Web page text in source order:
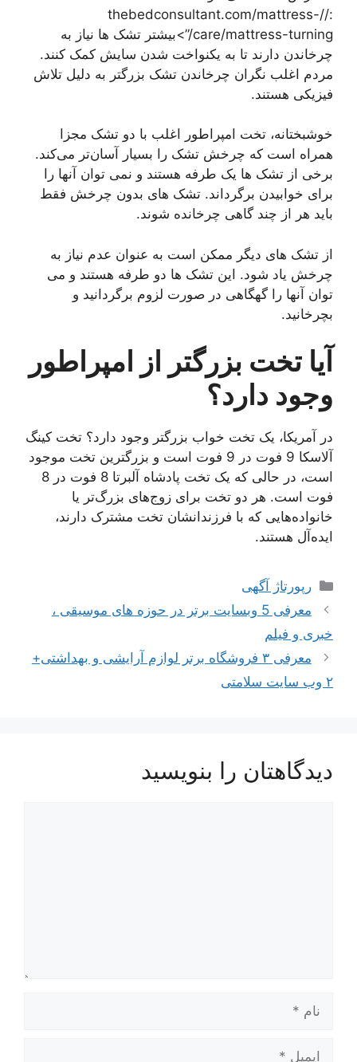
://thebedconsultant.com/mattress-
care/mattress-turning/”>بیشتر تشک ها نیاز به
چرخاندن دارند تا به یکنواخت شدن سایش کمک کنند.
مردم اغلب نگران چرخاندن تشک بزرگتر به دلیل تلاش
فیزیکی هستند.
خوشبختانه، تخت امپراطور اغلب با دو تشک مجزا
همراه است که چرخش تشک را بسیار آسان‌تر می‌کند.
برخی از تشک ها یک طرفه هستند و نمی توان آنها را
برای خوابیدن برگرداند. تشک های بدون چرخش فقط
باید هر از چند گاهی چرخانده شوند.
از تشک های دیگر ممکن است به عنوان عدم نیاز به
چرخش یاد شود. این تشک ها دو طرفه هستند و می
توان آنها را گهگاهی در صورت لزوم برگردانید و
بچرخانید.
آیا تخت بزرگتر از امپراطور
وجود دارد؟
در آمریکا، یک تخت خواب بزرگتر وجود دارد؟ تخت کینگ
آلاسکا 9 فوت در 9 فوت است و بزرگترین تخت موجود
است، در حالی که یک تخت پادشاه آلبرتا 8 فوت در 8
فوت است. هر دو تخت برای زوج‌های بزرگ‌تر یا
خانواده‌هایی که با فرزندانشان تخت مشترک دارند،
ایده‌آل هستند.
دسته‌ها
رپورتاژ آگهی
معرفی 5 وبسایت برتر در حوزه های موسیقی ،
خبری و فیلم
معرفی ۳ فروشگاه برتر لوازم آرایشی و بهداشتی+
۲ وب سایت سلامتی
دیدگاهتان را بنویسید
ایمیل